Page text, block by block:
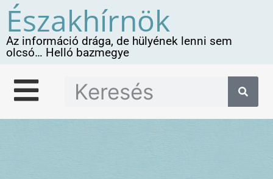
Északhírnök
Az információ drága, de hülyének lenni sem
olcsó… Helló bazmegye